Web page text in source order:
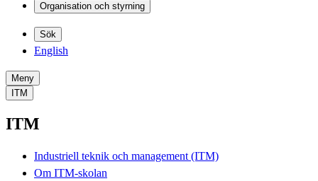
Organisation och styrning
Sök
English
Meny
ITM
ITM
Industriell teknik och management (ITM)
Om ITM-skolan